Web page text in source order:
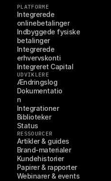
PLATFORME
Integrerede
onlinebetalinger
Indbyggede fysiske
betalinger
Integrerede
erhvervskonti
Integreret Capital
UDVIKLERE
Ændringslog
Dokumentatio
n
Integrationer
Biblioteker
Status
RESSOURCER
Artikler & guides
Brand-materialer
Kundehistorier
Papirer & rapporter
Webinarer & events